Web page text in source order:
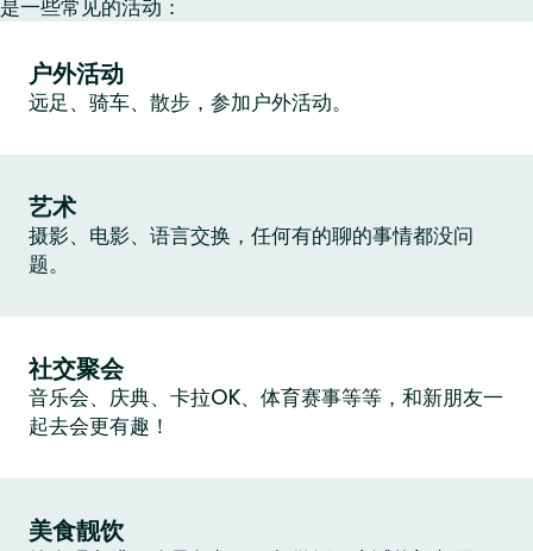
是一些常见的活动：
户外活动
远足、骑车、散步，参加户外活动。
艺术
摄影、电影、语言交换，任何有的聊的事情都没问
题。
社交聚会
音乐会、庆典、卡拉OK、体育赛事等等，和新朋友一
起去会更有趣！
美食靓饮